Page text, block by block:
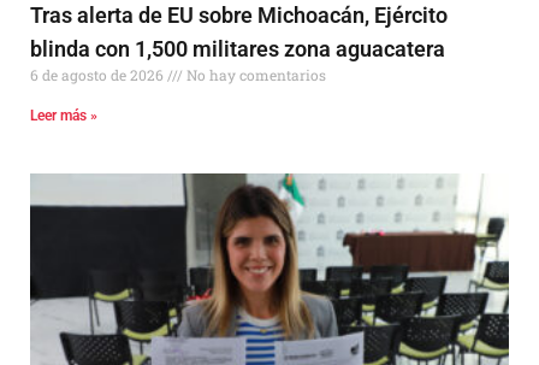
Tras alerta de EU sobre Michoacán, Ejército
blinda con 1,500 militares zona aguacatera
6 de agosto de 2026 No hay comentarios
Leer más »